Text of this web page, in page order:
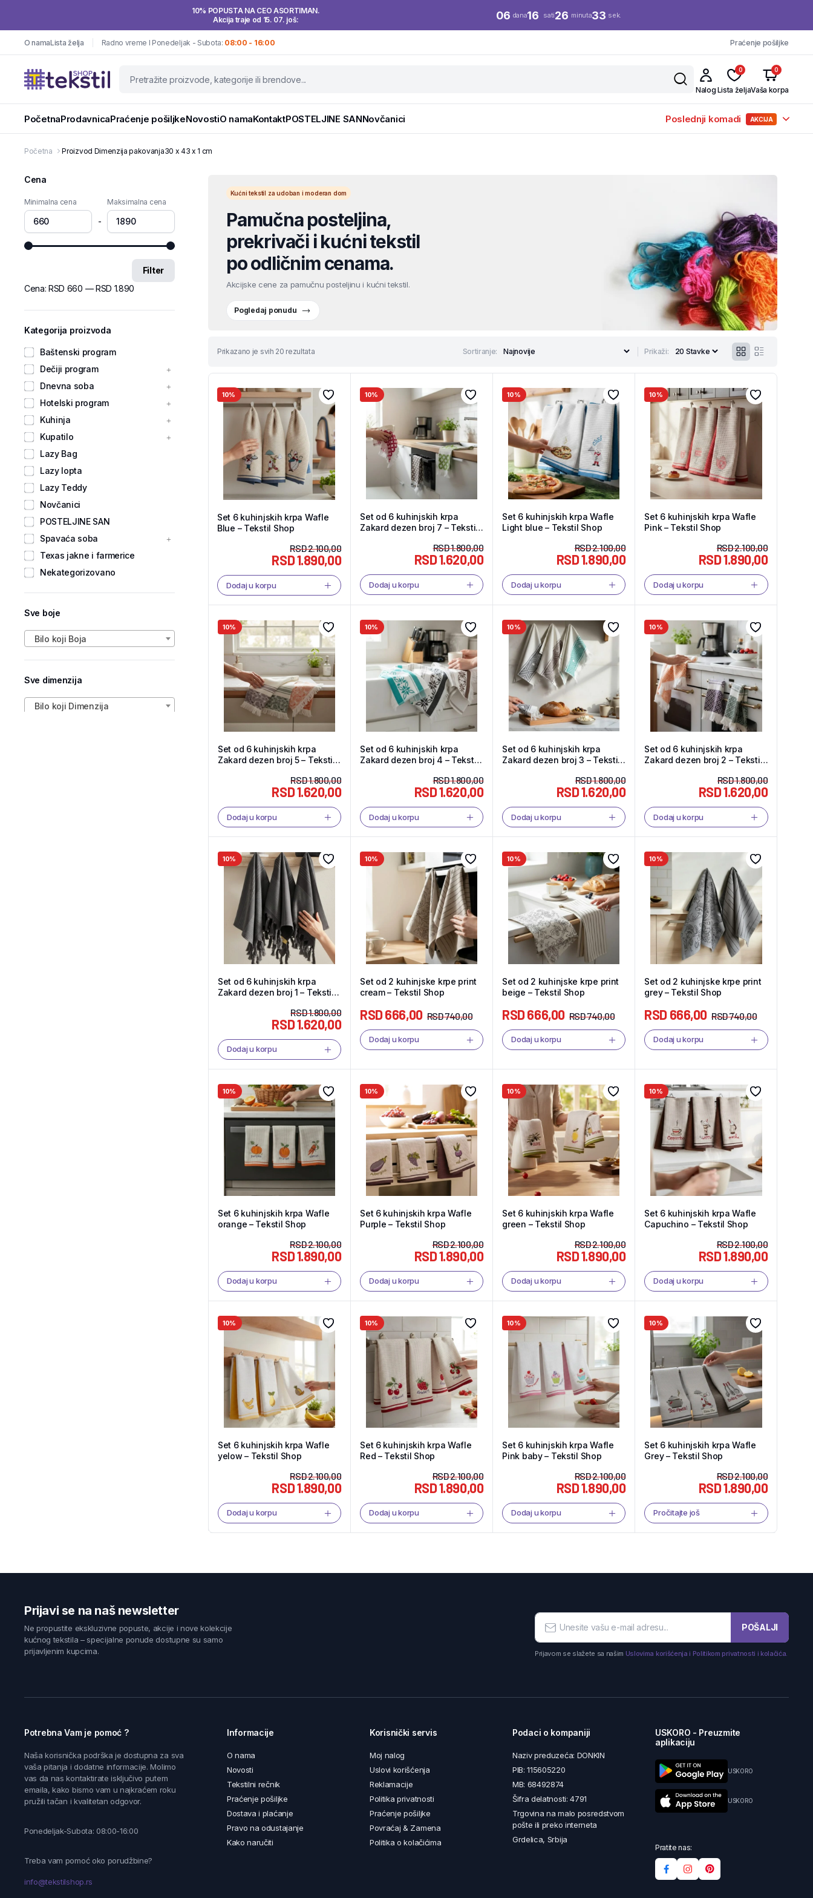
10% POPUSTA NA CEO ASORTIMAN.
Akcija traje od 15. 07. još:
06 dana16 sati26 minuta32 sek.
O namaLista želja Radno vreme I Ponedeljak - Subota: 08:00 - 16:00 Praćenje pošiljke
Nalog
0
Lista želja
0
Vaša korpa
PočetnaProdavnicaPraćenje pošiljkeNovostiO namaKontaktPOSTELJINE SANNovčanici Poslednji komadi AKCIJA
Početna Proizvod Dimenzija pakovanja30 x 43 x 1 cm
Kućni tekstil za udoban i moderan dom
Pamučna posteljina,
prekrivači i kućni tekstil
po odličnim cenama.
Akcijske cene za pamučnu posteljinu i kućni tekstil.
Pogledaj ponudu
Prikazano je svih 20 rezultata Sortiranje: Prikaži:
10%
Set 6 kuhinjskih krpa Wafle
Blue – Tekstil Shop
RSD2.100,00
RSD1.890,00
Dodaj u korpu
10%
Set od 6 kuhinjskih krpa
Zakard dezen broj 7 – Tekstil
RSD1.800,00
RSD1.620,00
Dodaj u korpu
10%
Set 6 kuhinjskih krpa Wafle
Light blue – Tekstil Shop
RSD2.100,00
RSD1.890,00
Dodaj u korpu
10%
Set 6 kuhinjskih krpa Wafle
Pink – Tekstil Shop
RSD2.100,00
RSD1.890,00
Dodaj u korpu
10%
Set od 6 kuhinjskih krpa
Zakard dezen broj 5 – Tekstil
RSD1.800,00
RSD1.620,00
Dodaj u korpu
10%
Set od 6 kuhinjskih krpa
Zakard dezen broj 4 – Tekstil
RSD1.800,00
RSD1.620,00
Dodaj u korpu
10%
Set od 6 kuhinjskih krpa
Zakard dezen broj 3 – Tekstil
RSD1.800,00
RSD1.620,00
Dodaj u korpu
10%
Set od 6 kuhinjskih krpa
Zakard dezen broj 2 – Tekstil
RSD1.800,00
RSD1.620,00
Dodaj u korpu
10%
Set od 6 kuhinjskih krpa
Zakard dezen broj 1 – Tekstil
RSD1.800,00
RSD1.620,00
Dodaj u korpu
10%
Set od 2 kuhinjske krpe print
cream – Tekstil Shop
RSD740,00
RSD666,00
Dodaj u korpu
10%
Set od 2 kuhinjske krpe print
beige – Tekstil Shop
RSD740,00
RSD666,00
Dodaj u korpu
10%
Set od 2 kuhinjske krpe print
grey – Tekstil Shop
RSD740,00
RSD666,00
Dodaj u korpu
10%
Set 6 kuhinjskih krpa Wafle
orange – Tekstil Shop
RSD2.100,00
RSD1.890,00
Dodaj u korpu
10%
Set 6 kuhinjskih krpa Wafle
Purple – Tekstil Shop
RSD2.100,00
RSD1.890,00
Dodaj u korpu
10%
Set 6 kuhinjskih krpa Wafle
green – Tekstil Shop
RSD2.100,00
RSD1.890,00
Dodaj u korpu
10%
Set 6 kuhinjskih krpa Wafle
Capuchino – Tekstil Shop
RSD2.100,00
RSD1.890,00
Dodaj u korpu
10%
Set 6 kuhinjskih krpa Wafle
yelow – Tekstil Shop
RSD2.100,00
RSD1.890,00
Dodaj u korpu
10%
Set 6 kuhinjskih krpa Wafle
Red – Tekstil Shop
RSD2.100,00
RSD1.890,00
Dodaj u korpu
10%
Set 6 kuhinjskih krpa Wafle
Pink baby – Tekstil Shop
RSD2.100,00
RSD1.890,00
Dodaj u korpu
10%
Set 6 kuhinjskih krpa Wafle
Grey – Tekstil Shop
RSD2.100,00
RSD1.890,00
Pročitajte još
Cena
Minimalna cena
-
Maksimalna cena
Filter
Cena:RSD 660 —RSD 1.890
Kategorija proizvoda
Baštenski program
Dečiji program
Dnevna soba
Hotelski program
Kuhinja
Kupatilo
Lazy Bag
Lazy lopta
Lazy Teddy
Novčanici
POSTELJINE SAN
Spavaća soba
Texas jakne i farmerice
Nekategorizovano
Sve boje
Bilo koji Boja
Sve dimenzija
Bilo koji Dimenzija
Prijavi se na naš newsletter
Ne propustite ekskluzivne popuste, akcije i nove kolekcije
kućnog tekstila – specijalne ponude dostupne su samo
prijavljenim kupcima.
POŠALJI
Prijavom se slažete sa našim Uslovima korišćenja i Politikom privatnosti i kolačića.
Potrebna Vam je pomoć ?
Naša korisnička podrška je dostupna za sva
vaša pitanja i dodatne informacije. Molimo
vas da nas kontaktirate isključivo putem
emaila, kako bismo vam u najkraćem roku
pružili tačan i kvalitetan odgovor.
Ponedeljak-Subota: 08:00-16:00
Treba vam pomoć oko porudžbine?
info@tekstilshop.rs
Informacije
O nama
Novosti
Tekstilni rečnik
Praćenje pošiljke
Dostava i plaćanje
Pravo na odustajanje
Kako naručiti
Korisnički servis
Moj nalog
Uslovi korišćenja
Reklamacije
Politika privatnosti
Praćenje pošiljke
Povraćaj & Zamena
Politika o kolačićima
Podaci o kompaniji
Naziv preduzeća: DONKIN
PIB: 115605220
MB: 68492874
Šifra delatnosti: 4791
Trgovina na malo posredstvom
pošte ili preko interneta
Grdelica, Srbija
USKORO - Preuzmite
aplikaciju
USKORO
USKORO
Pratite nas: